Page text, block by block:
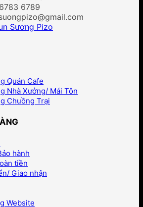
6789
Sương Pizo
Quán Cafe
Nhà Xưởng/ Mái Tôn
Chuồng Trại
hành
tiền
Giao nhận
Website